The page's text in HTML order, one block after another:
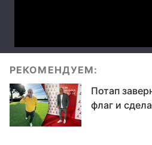
РЕКОМЕНДУЕМ:
Потап
флаг и